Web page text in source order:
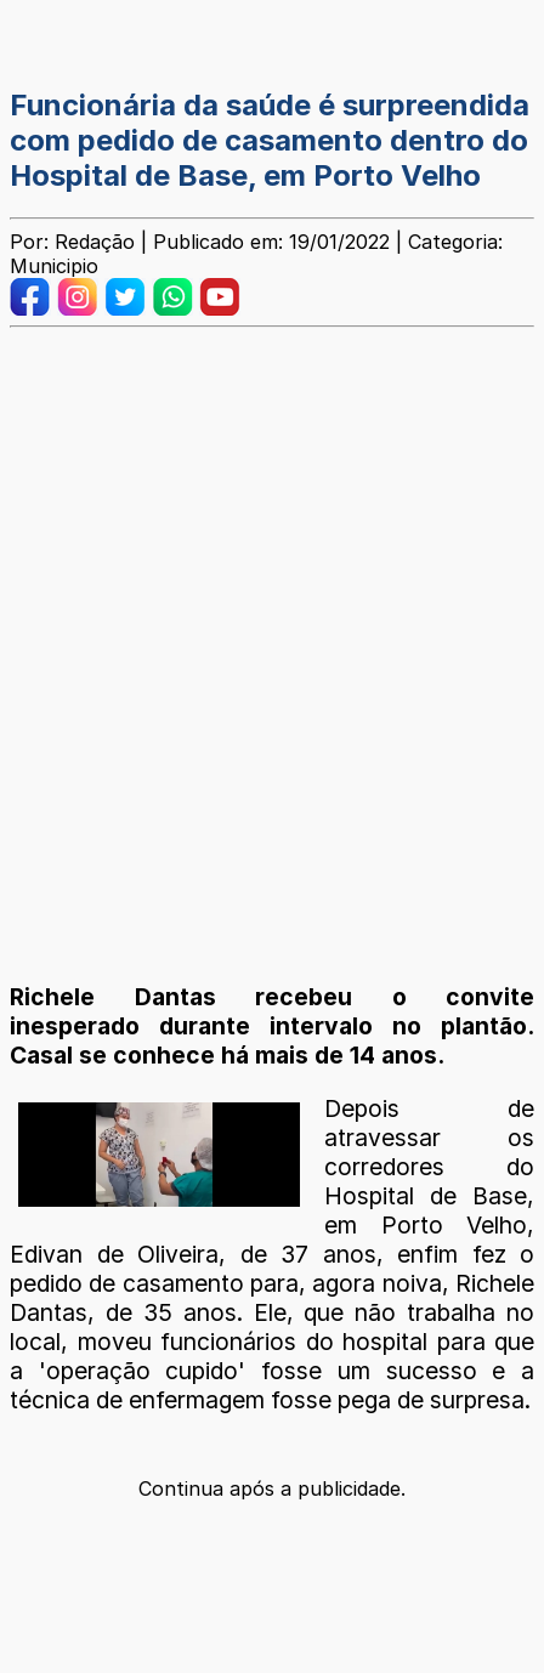
Funcionária da saúde é surpreendida
com pedido de casamento dentro do
Hospital de Base, em Porto Velho
Por: Redação | Publicado em: 19/01/2022 | Categoria:
Municipio
Richele Dantas recebeu o convite
inesperado durante intervalo no plantão.
Casal se conhece há mais de 14 anos.
Depois de
atravessar os
corredores do
Hospital de Base,
em Porto Velho,
Edivan de Oliveira, de 37 anos, enfim fez o
pedido de casamento para, agora noiva, Richele
Dantas, de 35 anos. Ele, que não trabalha no
local, moveu funcionários do hospital para que
a 'operação cupido' fosse um sucesso e a
técnica de enfermagem fosse pega de surpresa.
Continua após a publicidade.